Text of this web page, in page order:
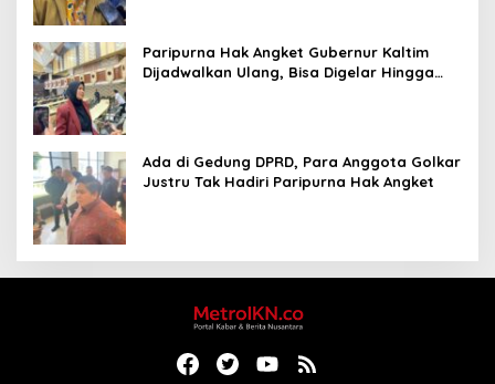
Paripurna Hak Angket Gubernur Kaltim
Dijadwalkan Ulang, Bisa Digelar Hingga
Ada di Gedung DPRD, Para Anggota Golkar
Justru Tak Hadiri Paripurna Hak Angket